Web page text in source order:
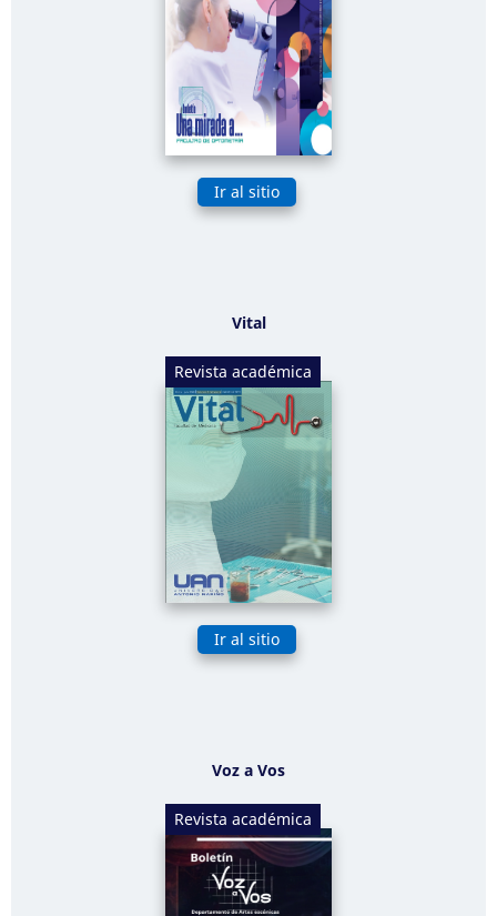
Ir al sitio
Vital
Revista académica
Ir al sitio
Voz a Vos
Revista académica